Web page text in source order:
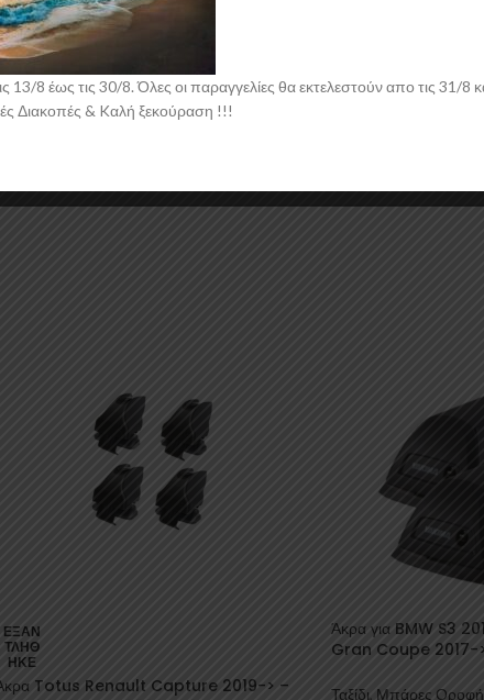
ΕΞΑΝ
ΤΛΉΘ
ΗΚΕ
Totus Renault Capture 2019-> –
Άκρα για BMW S3
Gran Coupe 2017-
Ταξίδι, Μπάρες
8 έως τις 30/8. Όλες οι παραγγελίες θα εκτελεστούν απο τις 31/8
Διακοπές & Kαλή ξεκούραση !!!